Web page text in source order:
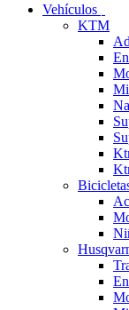
Vehículos
KTM